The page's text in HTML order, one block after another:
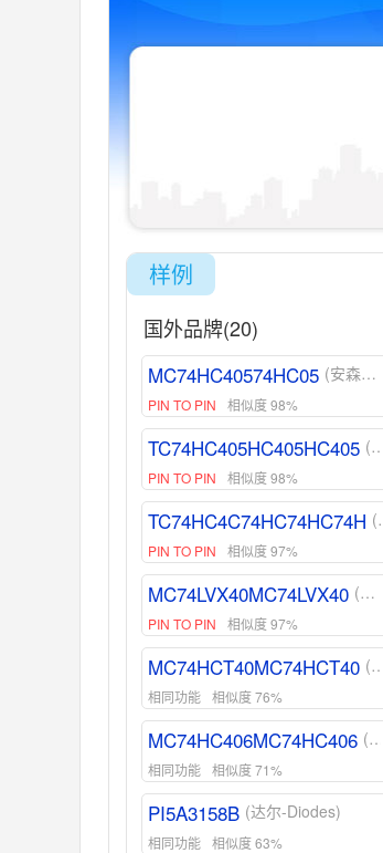
样例
国外品牌(20)
MC74HC40574HC05 (安森美-ON)
PIN TO PIN 相似度 98%
TC74HC405HC405HC405 (东芝-Toshiba)
PIN TO PIN 相似度 98%
TC74HC4C74HC74HC74H (东芝-Toshiba)
PIN TO PIN 相似度 97%
MC74LVX40MC74LVX40 (安森美-ON)
PIN TO PIN 相似度 97%
MC74HCT40MC74HCT40 (安森美-ON)
相同功能 相似度 76%
MC74HC406MC74HC406 (安森美-ON)
相同功能 相似度 71%
PI5A3158B (达尔-Diodes)
相同功能 相似度 63%